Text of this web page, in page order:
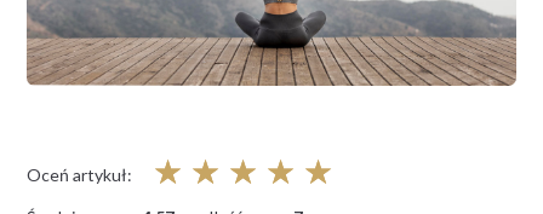
Oceń artykuł: ☆ ☆ ☆ ☆ ☆